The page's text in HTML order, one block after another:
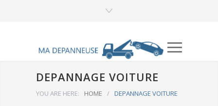
DEPANNAGE VOITURE
YOU ARE HERE: HOME / DEPANNAGE VOITURE